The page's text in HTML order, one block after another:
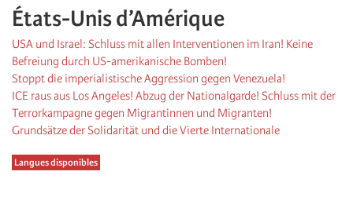
États-Unis d’Amérique
USA und Israel: Schluss mit allen Interventionen im Iran! Keine
Befreiung durch US-amerikanische Bomben!
Stoppt die imperialistische Aggression gegen Venezuela!
ICE raus aus Los Angeles! Abzug der Nationalgarde! Schluss mit der
Terrorkampagne gegen Migrantinnen und Migranten!
Grundsätze der Solidarität und die Vierte Internationale
Langues disponibles